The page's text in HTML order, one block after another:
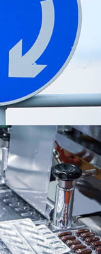
farmaceutico.
applicazioni,
sostenibilità